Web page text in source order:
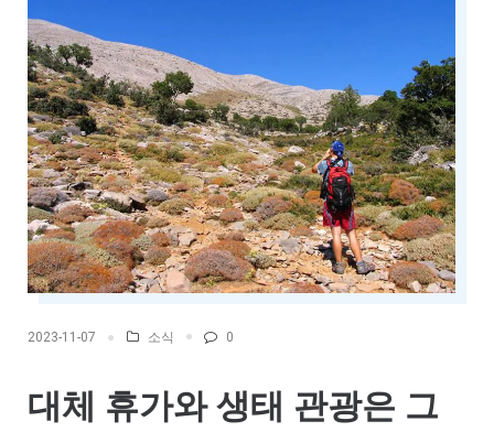
2023-11-07 소식 0
대체 휴가와 생태 관광은 그